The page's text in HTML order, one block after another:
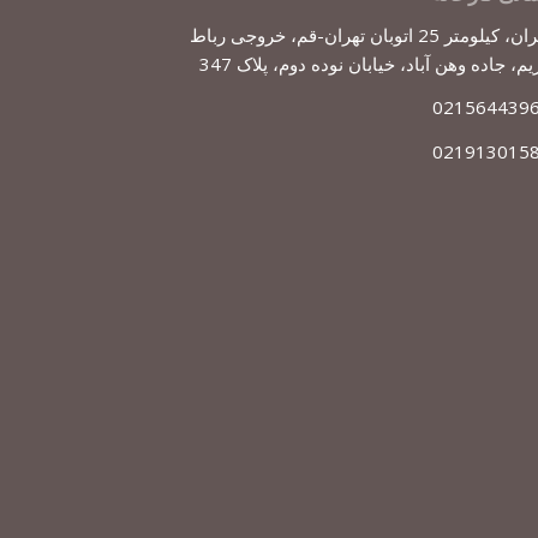
تهران، کیلومتر 25 اتوبان تهران-قم، خروجی رباط
جاده وهن آباد، خیابان نوده دوم، پلاک 347